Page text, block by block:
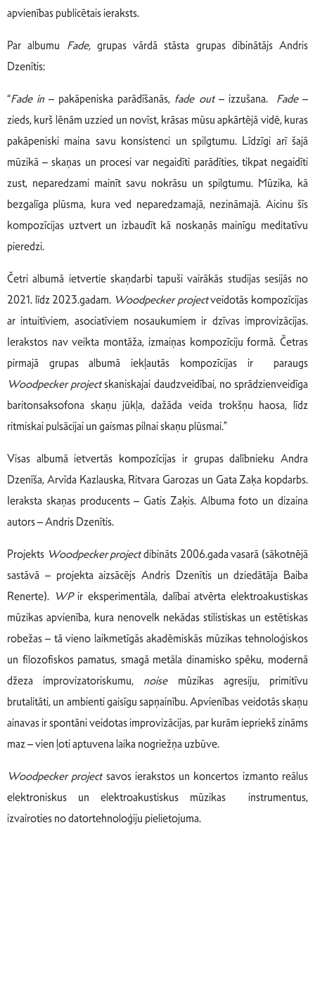
apvienības publicētais ieraksts.
Par albumu Fade, grupas vārdā stāsta grupas dibinātājs Andris
Dzenītis:
“Fade in – pakāpeniska parādīšanās, fade out– izzušana. Fade–
zieds, kurš lēnām uzzied un novīst, krāsas mūsu apkārtējā vidē, kuras
pakāpeniski maina savu konsistenci un spilgtumu. Līdzīgi arī šajā
mūzikā – skaņas un procesi var negaidīti parādīties, tikpat negaidīti
zust, neparedzami mainīt savu nokrāsu un spilgtumu. Mūzika, kā
bezgalīga plūsma, kura ved neparedzamajā, nezināmajā. Aicinu šīs
kompozīcijas uztvert un izbaudīt kā noskaņās mainīgu meditatīvu
pieredzi.
Četri albumā ietvertie skaņdarbi tapuši vairākās studijas sesijās no
2021. līdz 2023.gadam. Woodpecker projectveidotās kompozīcijas
ar intuitīviem, asociatīviem nosaukumiem ir dzīvas improvizācijas.
Ierakstos nav veikta montāža, izmaiņas kompozīciju formā. Četras
pirmajā grupas albumā iekļautās kompozīcijas ir paraugs
Woodpecker projectskaniskajai daudzveidībai, no sprādzienveidīga
baritonsaksofona skaņu jūkļa, dažāda veida trokšņu haosa, līdz
ritmiskai pulsācijai un gaismas pilnai skaņu plūsmai.”
Visas albumā ietvertās kompozīcijas ir grupas dalībnieku Andra
Dzenīša, Arvīda Kazlauska, Ritvara Garozas un Gata Zaķa kopdarbs.
Ieraksta skaņas producents – Gatis Zaķis. Albuma foto un dizaina
autors – Andris Dzenītis.
Projekts Woodpecker projectdibināts 2006.gada vasarā (sākotnējā
sastāvā – projekta aizsācējs Andris Dzenītis un dziedātāja Baiba
Renerte). WPir eksperimentāla, dalībai atvērta elektroakustiskas
mūzikas apvienība, kura nenovelk nekādas stilistiskas un estētiskas
robežas – tā vieno laikmetīgās akadēmiskās mūzikas tehnoloģiskos
un filozofiskos pamatus, smagā metāla dinamisko spēku, modernā
džeza improvizatoriskumu, noisemūzikas agresiju, primitīvu
brutalitāti, un ambienti gaisīgu sapņainību. Apvienības veidotās skaņu
ainavas ir spontāni veidotas improvizācijas, par kurām iepriekš zināms
maz – vien ļoti aptuvena laika nogriežņa uzbūve.
Woodpecker projectsavos ierakstos un koncertos izmanto reālus
elektroniskus un elektroakustiskus mūzikas instrumentus,
izvairoties no datortehnoloģiju pielietojuma.